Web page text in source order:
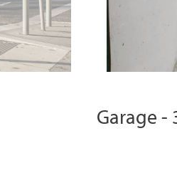
Garage -